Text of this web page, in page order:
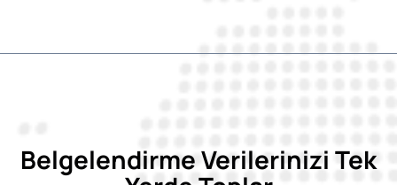
Belgelendirme Verilerinizi Tek